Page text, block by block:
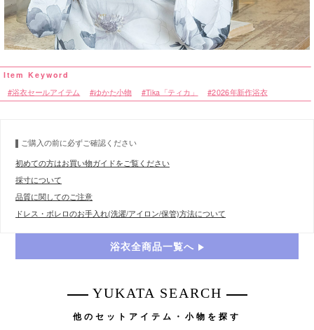
浴衣セールアイテム ゆかた小物 Tika「ティカ」 2026年新作浴衣
ご購入の前に必ずご確認ください
初めての方はお買い物ガイドをご覧ください
採寸について
品質に関してのご注意
ドレス・ボレロのお手入れ(洗濯/アイロン/保管)方法について
浴衣全商品一覧へ
YUKATA SEARCH
他のセットアイテム・小物を探す